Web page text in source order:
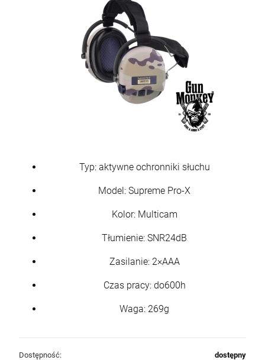
Typ: aktywne ochronniki słuchu
Model: Supreme Pro-X
Kolor: Multicam
Tłumienie: SNR24dB
Zasilanie: 2×AAA
Czas pracy: do600h
Waga: 269g
Dostępność:
dostępny